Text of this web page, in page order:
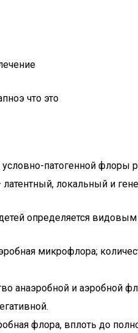
что это
патогенной
локальный и
определяется
микрофлора;
анаэробной и аэробной
флора, вплоть до